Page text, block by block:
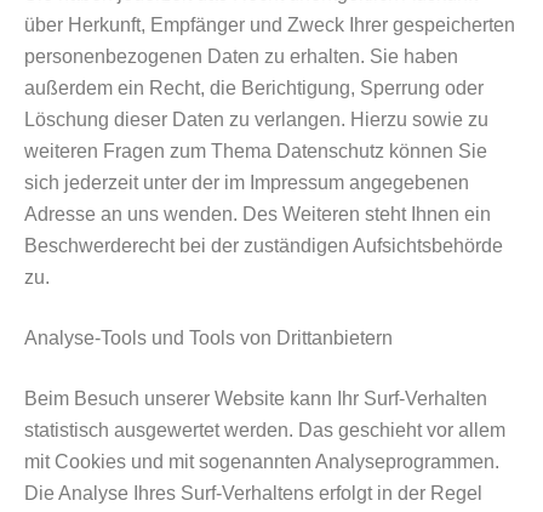
über Herkunft, Empfänger und Zweck Ihrer gespeicherten
personenbezogenen Daten zu erhalten. Sie haben
außerdem ein Recht, die Berichtigung, Sperrung oder
Löschung dieser Daten zu verlangen. Hierzu sowie zu
weiteren Fragen zum Thema Datenschutz können Sie
sich jederzeit unter der im Impressum angegebenen
Adresse an uns wenden. Des Weiteren steht Ihnen ein
Beschwerderecht bei der zuständigen Aufsichtsbehörde
zu.
Analyse-Tools und Tools von Drittanbietern
Beim Besuch unserer Website kann Ihr Surf-Verhalten
statistisch ausgewertet werden. Das geschieht vor allem
mit Cookies und mit sogenannten Analyseprogrammen.
Die Analyse Ihres Surf-Verhaltens erfolgt in der Regel